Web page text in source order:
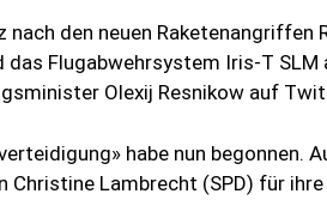
nach den neuen Raketenangriffen
Flugabwehrsystem Iris-T SLM
Olexij Resnikow auf
habe nun begonnen.
Lambrecht (SPD) für